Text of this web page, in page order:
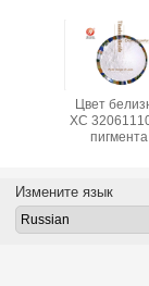
Б101
Цвет
ХС
пигмента
качества
Измените язык